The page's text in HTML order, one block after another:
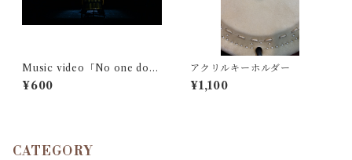
Music video「No one doe
s」固定視点映像 (二階堂萌生)
¥600
アクリルキーホルダー
¥1,100
CATEGORY